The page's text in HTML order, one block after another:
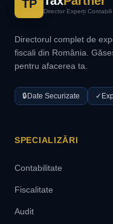
TP
Director Experți Contabili
Directorul complet de
fiscali din România.
pentru afacerea ta.
🔒 Date Securizate ✓
SPECIALIZĂRI
Contabilitate
Fiscalitate
Audit